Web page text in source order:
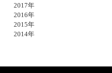
2017年
2016年
2015年
2014年